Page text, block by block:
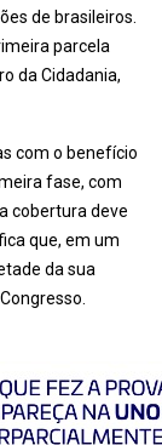
de brasileiros.
parcela
da Cidadania,
com o benefício
fase, com
cobertura deve
que, em um
da sua